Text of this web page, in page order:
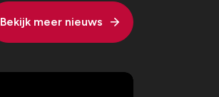
Bekijk meer nieuws